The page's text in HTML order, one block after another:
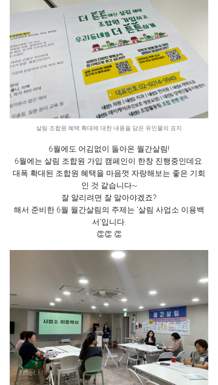
살림 조합원 혜택 확대에 대한 내용을 담은 유인물의 표지
6월에도 어김없이 돌아온 월간살림!
6월에는 살림 조합원 가입 캠페인이 한창 진행중인데요.
대폭 확대된 조합원 혜택을 마음껏 자랑해보는 좋은 기회
인 것 같습니다~
잘 알리려면 잘 알아야겠죠?
해서 준비한 6월 월간살림의 주제는 '살림 사업소 이용백
서'입니다.
👏👏 👏